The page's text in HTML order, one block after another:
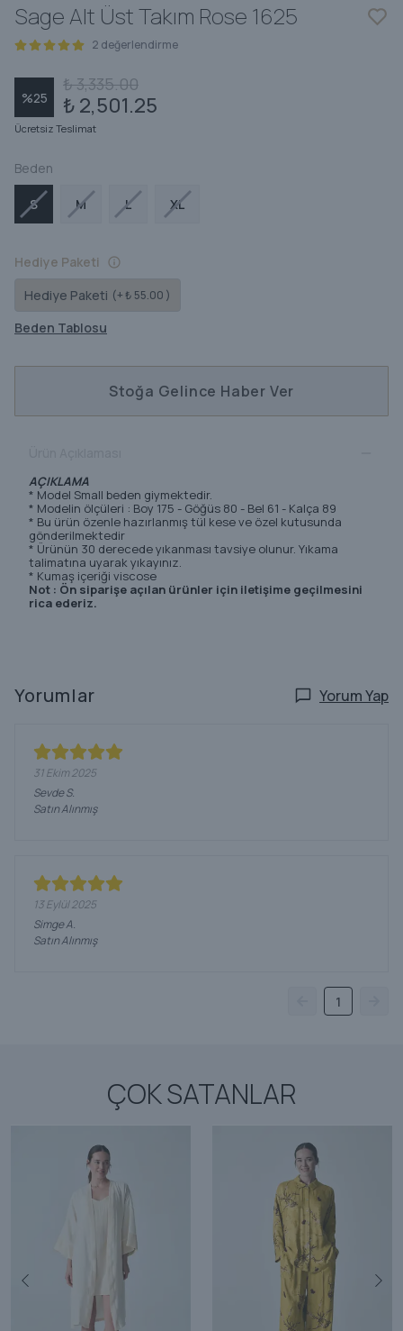
Sage Alt Üst Takım Rose 1625
2 değerlendirme
%25
₺ 3,335.00
₺ 2,501.25
Ücretsiz Teslimat
Beden
S M L XL
Hediye Paketi
Hediye Paketi (+ ₺ 55.00 )
Beden Tablosu
Stoğa Gelince Haber Ver
AÇIKLAMA
* Model Small beden giymektedir.
* Modelin ölçüleri : Boy 175 - Göğüs 80 - Bel 61 - Kalça 89
* Bu ürün özenle hazırlanmış tül kese ve özel kutusunda
gönderilmektedir
* Ürünün 30 derecede yıkanması tavsiye olunur. Yıkama
talimatına uyarak yıkayınız.
* Kumaş içeriği viscose
Not : Ön siparişe açılan ürünler için iletişime geçilmesini
rica ederiz.
Yorumlar Yorum Yap
31 Ekim 2025
SevdeS.
Satın Alınmış
13 Eylül 2025
SimgeA.
Satın Alınmış
1
ÇOK SATANLAR